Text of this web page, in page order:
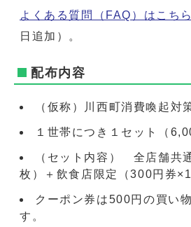
よくある質問（FAQ）はこちら
日追加）。
配布内容
（仮称）川西町消費喚起対
１世帯につき１セット（
（セット内容） 全店舗共
枚）＋飲食店限定（300円券
クーポン券は500円の買い
す。